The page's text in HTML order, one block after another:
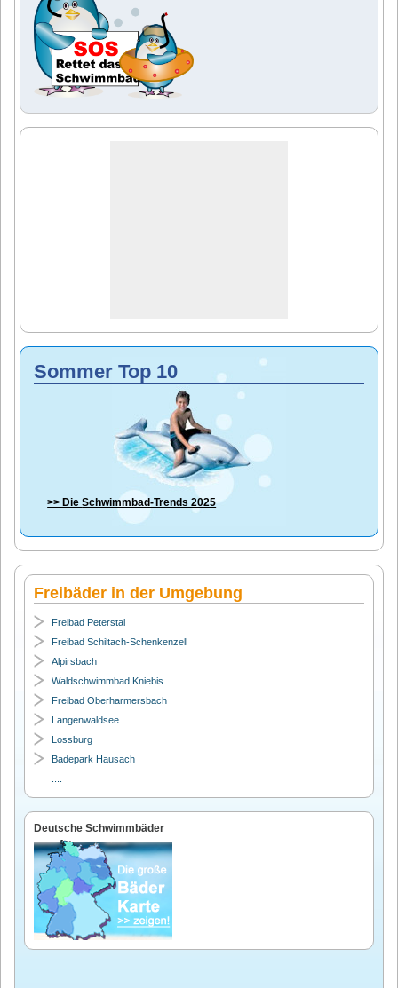
Sommer Top 10
>> DieSchwimmbad-Trends 2025
Freibäder in der Umgebung
Freibad Peterstal
Freibad Schiltach-Schenkenzell
Alpirsbach
Waldschwimmbad Kniebis
Freibad Oberharmersbach
Langenwaldsee
Lossburg
Badepark Hausach
Deutsche Schwimmbäder